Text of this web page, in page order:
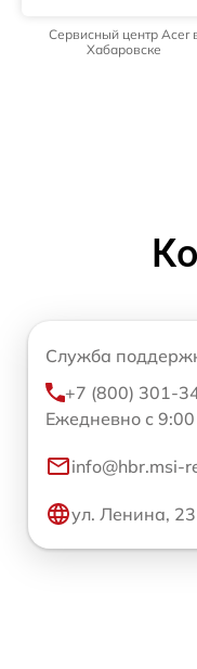
Сервисный центр Acer
Хабаровске
Служба
+7 (800) 301-
Ежедневно с
info@hbr.msi-
ул. Ленина, 23